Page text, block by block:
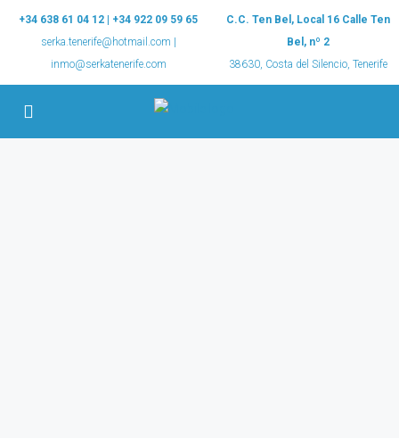
+34 638 61 04 12 | +34 922 09 59 65
serka.tenerife@hotmail.com |
inmo@serkatenerife.com
C.C. Ten Bel, Local 16 Calle Ten
Bel, nº 2
38630, Costa del Silencio, Tenerife